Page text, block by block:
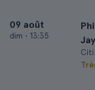
09 août
dim • 13:35